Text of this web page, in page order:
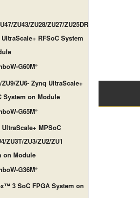
ZU43/ZU28/ZU27/ZU25DR
RFSoC System
G60M®
ZU9/ZU6- Zynq UltraScale+
System on Module
G65M®
MPSoC
ZU3T/ZU3/ZU2/ZU1
on Module
G36M®
3 SoC FPGA System on